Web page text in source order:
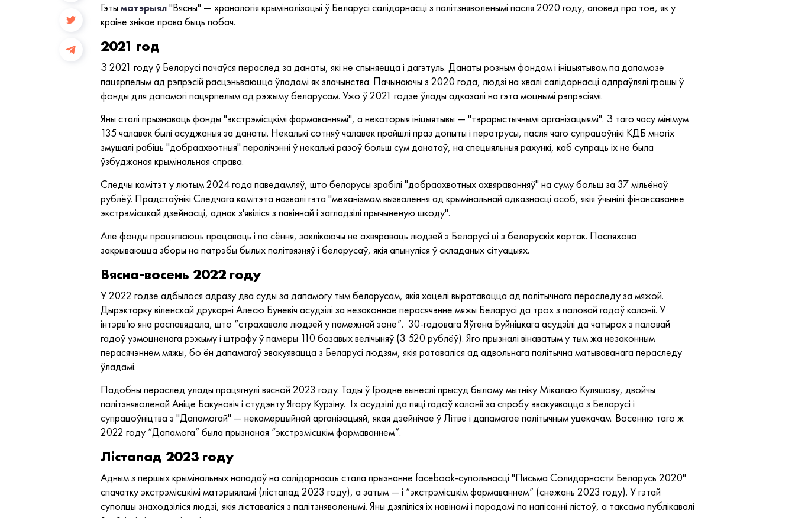
Гэты матэрыял"Вясны" — храналогія крыміналізацыі ў Беларусі салідарнасці з палітзняволенымі пасля 2020 году, аповед пра тое, як у
краіне знікае права быць побач.
2021 год
З 2021 году ў Беларусі пачаўся пераслед за данаты, які не спыняецца і дагэтуль. ​​Данаты розным фондам і ініцыятывам па дапамозе
пацярпелым ад рэпрэсій расцэньваюцца ўладамі як злачынства. Пачынаючы з 2020 года, людзі на хвалі салідарнасці адпраўлялі грошы ў
фонды для дапамогі пацярпелым ад рэжыму беларусам. Ужо ў 2021 годзе ўлады адказалі на гэта моцнымі рэпрэсіямі.
Яны сталі прызнаваць фонды "экстрэмісцкімі фармаваннямі", а некаторыя ініцыятывы — "тэрарыстычнымі арганізацыямі". З таго часу мінімум
135 чалавек былі асуджаныя за данаты. Некалькі сотняў чалавек прайшлі праз допыты і ператрусы, пасля чаго супрацоўнікі КДБ многіх
змушалі рабіць "добраахвотныя" пералічэнні ў некалькі разоў больш сум данатаў, на спецыяльныя рахункі, каб супраць іх не была
ўзбуджаная крымінальная справа.
Следчы камітэт у лютым 2024 года паведамляў, што беларусы зрабілі "добраахвотных ахвяраванняў" на суму больш за 37 мільёнаў
рублёў. Прадстаўнікі Следчага камітэта назвалі гэта "механізмам вызвалення ад крымінальнай адказнасці асоб, якія ўчынілі фінансаванне
экстрэмісцкай дзейнасці, аднак з'явіліся з павіннай і загладзілі прычыненую шкоду".
Але фонды працягваюць працаваць і па сёння, заклікаючы не ахвяраваць людзей з Беларусі ці з беларускіх картак. Паспяхова
закрываюцца зборы на патрэбы былых палітвязняў і беларусаў, якія апынуліся ў складаных сітуацыях.
Вясна-восень 2022 году
У 2022 годзе адбылося адразу два суды за дапамогу тым беларусам, якія хацелі выратавацца ад палітычнага пераследу за мяжой.
Дырэктарку віленскай друкарні Алесю Буневіч асудзілі за незаконнае перасячэнне мяжы Беларусі да трох з паловай гадоў калоніі. У
інтэрв’ю яна распавядала, што “страхавала людзей у памежнай зоне”. 30-гадовага Яўгена Буйніцкага асудзілі да чатырох з паловай
гадоў узмоцненага рэжыму і штрафу ў памеры 110 базавых велічыняў (3 520 рублёў). Яго прызналі вінаватым у тым жа незаконным
перасячэннем мяжы, бо ён дапамагаў эвакуявацца з Беларусі людзям, якія ратаваліся ад адвольнага палітычна матываванага пераследу
ўладамі.
Падобны пераслед улады працягнулі вясной 2023 году. Тады ў Гродне вынеслі прысуд былому мытніку Мікалаю Куляшову, двойчы
палітзняволенай Аніце Бакуновіч і студэнту Ягору Курзіну. Іх асудзілі да пяці гадоў калоніі за спробу эвакуявацца з Беларусі і
супрацоўніцтва з "Дапамогай" — некамерцыйнай арганізацыяй, якая дзейнічае ў Літве і дапамагае палітычным уцекачам. Восенню таго ж
2022 году “Дапамога” была прызнаная “экстрэмісцкім фармаваннем”.
Лістапад 2023 году
Адным з першых крымінальных нападаў на салідарнасць стала прызнанне facebook-супольнасці "Письма Солидарности Беларусь 2020"
спачатку экстрэмісцкімі матэрыяламі (лістапад 2023 году), а затым — і “экстрэмісцкім фармаваннем” (снежань 2023 году). У гэтай
суполцы знаходзіліся людзі, якія ліставаліся з палітзняволенымі. Яны дзяліліся іх навінамі і парадамі па напісанні лістоў, а таксама публікавалі